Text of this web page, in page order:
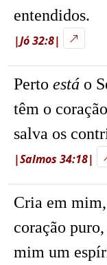
entendidos.
|Jó 32:8|
Perto está o
têm o
salva os
|Salmos 34:18|
Cria em
coração
mim um